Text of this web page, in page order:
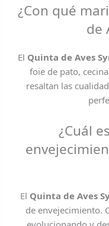
¿Con qué
de
El Quinta de Aves
foie de pato,
resaltan las
¿Cuál
El Quinta de Aves
de envejecimiento.